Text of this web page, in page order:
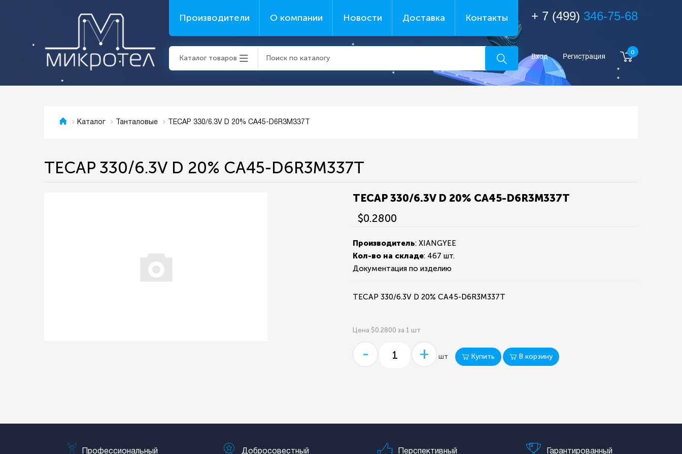
Производители О компании Новости Доставка Контакты
Каталог товаров
+ 7 (499) 346-75-68
Вход Регистрация 0
Каталог Танталовые TECAP 330/6.3V D 20% CA45-D6R3M337T
TECAP 330/6.3V D 20% CA45-D6R3M337T
TECAP 330/6.3V D 20% CA45-D6R3M337T
$0.2800
Производитель: XIANGYEE
Кол-во на складе: 467 шт.
Документация по изделию
TECAP 330/6.3V D 20% CA45-D6R3M337T
Цена $0.2800 за 1 шт
- + шт Купить В корзину
Профессиональный Добросовестный Перспективный Гарантированный